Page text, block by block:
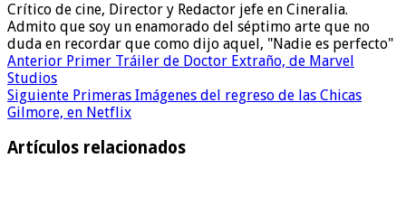
Crítico de cine, Director y Redactor jefe en Cineralia.
Admito que soy un enamorado del séptimo arte que no
duda en recordar que como dijo aquel, "Nadie es perfecto"
Anterior Primer Tráiler de Doctor Extraño, de Marvel
Studios
Siguiente Primeras Imágenes del regreso de las Chicas
Gilmore, en Netflix
Artículos relacionados